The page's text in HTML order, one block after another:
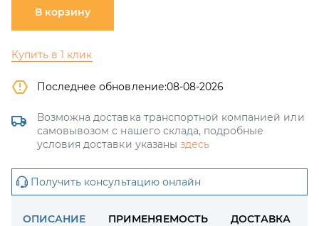
В корзину
Купить в 1 клик
Последнее обновление:08-08-2026
Возможна доставка транспортной компанией или
самовывозом с нашего склада, подробные
условия доставки указаны здесь
Получить консультацию онлайн
ОПИСАНИЕ ПРИМЕНЯЕМОСТЬ ДОСТАВКА